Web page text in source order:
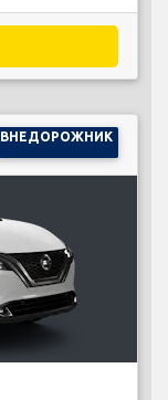
ВНЕДОРОЖНИК